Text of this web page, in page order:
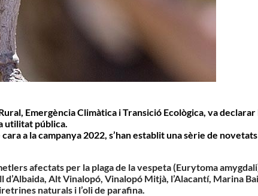
Emergència Climàtica i Transició Ecològica, va
utilitat pública.
a la campanya 2022, s’han establit una sèrie de
afectats per la plaga de la vespeta (Eurytoma
Alt Vinalopó, Vinalopó Mitjà, l’Alacantí, Marina
naturals i l’oli de parafina.